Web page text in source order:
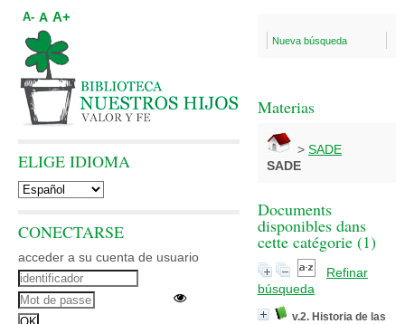
Nueva búsqueda
Materias
> SADE
SADE
Documents
disponibles dans
cette catégorie (1)
Refinar
búsqueda
v.2. Historia de las
A- A A+
ELIGE IDIOMA
CONECTARSE
acceder a su cuenta de usuario